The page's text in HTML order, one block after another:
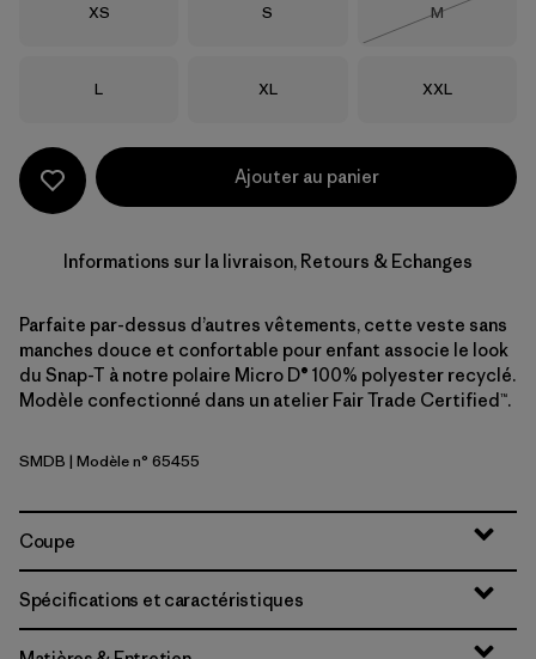
Taille
XS Taille
S Taille
M
Taille
L Taille
XL Taille
XXL
Ajouter au panier
Informations sur la livraison, Retours & Echanges
Parfaite par-dessus d’autres vêtements, cette veste sans
manches douce et confortable pour enfant associe le look
du Snap-T à notre polaire Micro D® 100% polyester recyclé.
Modèle confectionné dans un atelier Fair Trade Certified™.
Smolder Blue
SMDB | Modèle n° 65455
Coupe
Spécifications et caractéristiques